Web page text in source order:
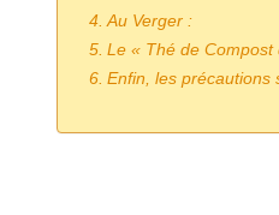
Au Verger :
Le « Thé de Compost
Enfin, les précautions